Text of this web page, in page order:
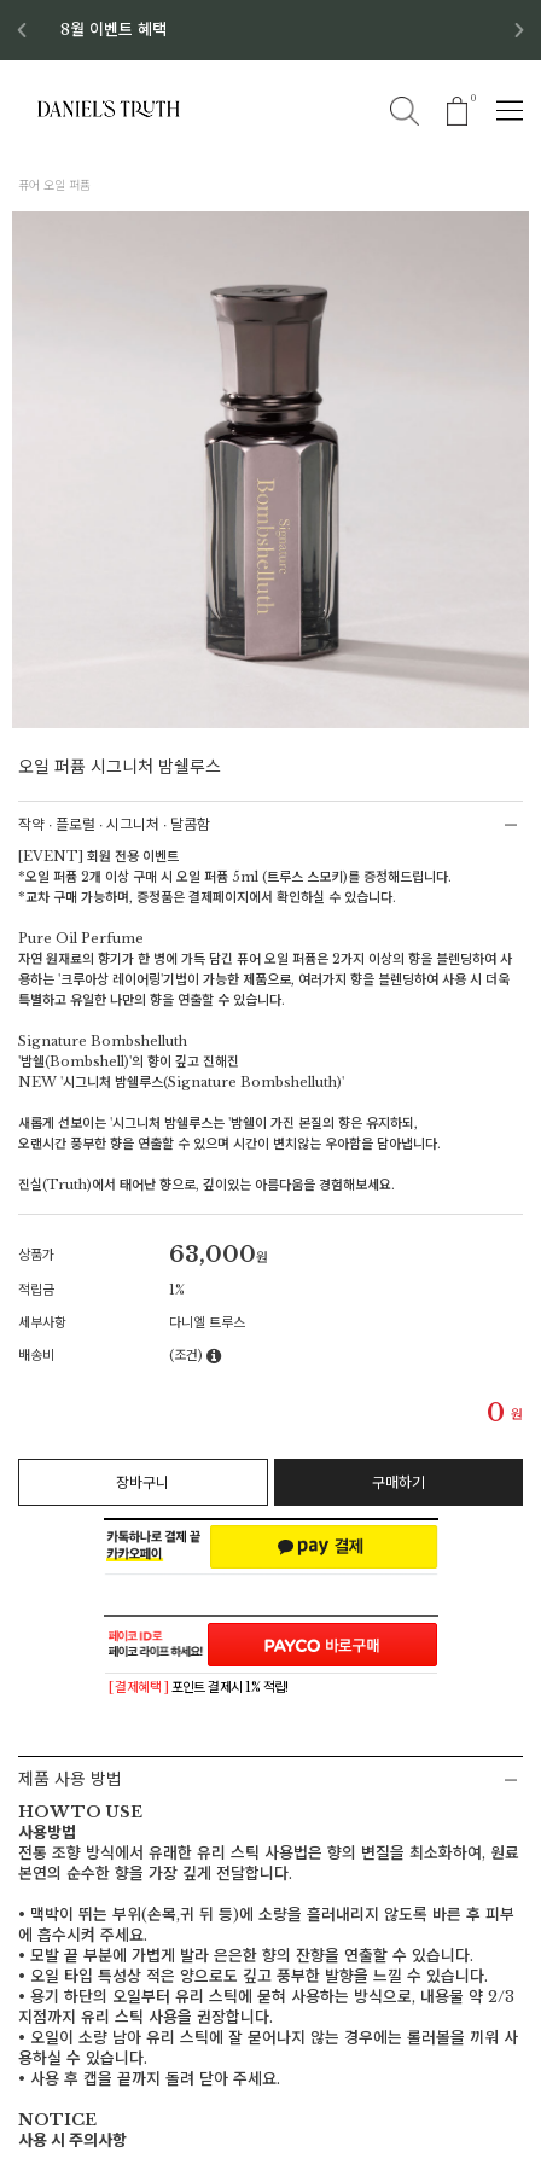
디스커버리 세트 No.1 출시
8월 이벤트 혜택
8월 증정품
신규회원 가입 혜택
0
퓨어 오일 퍼퓸
오일 퍼퓸 시그니처 밤쉘루스
작약 ∙ 플로럴 ∙ 시그니처 ∙ 달콤함
[EVENT] 회원 전용 이벤트
*오일 퍼퓸 2개 이상 구매 시 오일 퍼퓸 5ml (트루스 스모키)를 증정해드립니다.
*교차 구매 가능하며, 증정품은 결제페이지에서 확인하실 수 있습니다.
Pure Oil Perfume
자연 원재료의 향기가 한 병에 가득 담긴 퓨어 오일 퍼퓸은 2가지 이상의 향을 블렌딩하여 사
용하는 '크루아상 레이어링'기법이 가능한 제품으로, 여러가지 향을 블렌딩하여 사용 시 더욱
특별하고 유일한 나만의 향을 연출할 수 있습니다.
Signature Bombshelluth
'밤쉘(Bombshell)'의 향이 깊고 진해진
NEW '시그니처 밤쉘루스(Signature Bombshelluth)'
새롭게 선보이는 '시그니처 밤쉘루스는 '밤쉘이 가진 본질의 향은 유지하되,
오랜시간 풍부한 향을 연출할 수 있으며 시간이 변치않는 우아함을 담아냅니다.
진실(Truth)에서 태어난 향으로, 깊이있는 아름다움을 경험해보세요.
상품가 63,000원
적립금
1%
세부사항
다니엘 트루스
배송비
(조건)
0 원
장바구니 구매하기
[ 결제혜택 ] 포인트 결제시 1% 적립!
제품 사용 방법
HOW TO USE
사용방법
전통 조향 방식에서 유래한 유리 스틱 사용법은 향의 변질을 최소화하여, 원료
본연의 순수한 향을 가장 깊게 전달합니다.
• 맥박이 뛰는 부위(손목,귀 뒤 등)에 소량을 흘러내리지 않도록 바른 후 피부
에 흡수시켜 주세요.
• 모발 끝 부분에 가볍게 발라 은은한 향의 잔향을 연출할 수 있습니다.
• 오일 타입 특성상 적은 양으로도 깊고 풍부한 발향을 느낄 수 있습니다.
• 용기 하단의 오일부터 유리 스틱에 묻혀 사용하는 방식으로, 내용물 약 2/3
지점까지 유리 스틱 사용을 권장합니다.
• 오일이 소량 남아 유리 스틱에 잘 묻어나지 않는 경우에는 롤러볼을 끼워 사
용하실 수 있습니다.
• 사용 후 캡을 끝까지 돌려 닫아 주세요.
NOTICE
사용 시 주의사항